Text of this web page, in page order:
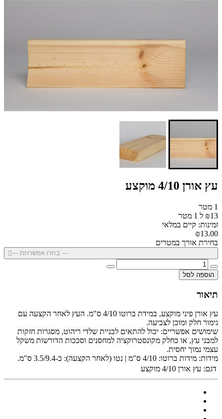
עץ אורן 4/10 מוקצע
1 מטר
₪13 ל 1 מטר
זמינות: קיים במלאי
₪13.00
בחירת אורך במטרים
--- בחרו אפשרויות ---
הוספה לסל
תיאור
עץ אורן פיני מוקצע, במידת ברוטו 4/10 ס"מ. העץ לאחר הקצעה עם
גימור חלק ומוכן לצביעה.
שימושים אפשריים: יכול להתאים לבניית שלדי ריהוט, מסגרות חזקות
למבני עץ, או כחלק מקונסטרוקציה למחסנים וסככות הדורשות משקל
עצמי נמוך יחסית.
מידות: מידות ברוטו: 4/10 ס"מ | נטו (לאחר הקצעה): כ-3.5/9.4 ס"מ.
דגם: עץ אורן 4/10 מוקצע